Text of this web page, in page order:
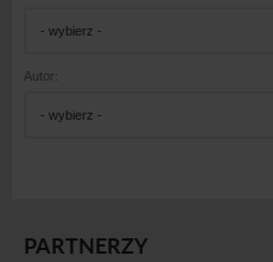
- wybierz -
Autor:
- wybierz -
PARTNERZY